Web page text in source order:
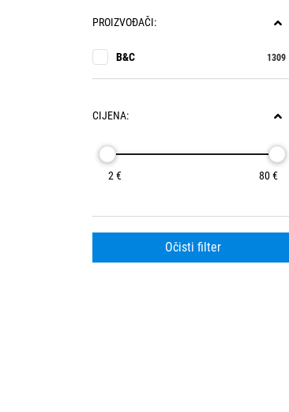
PROIZVOĐAČI:
B&C 1309
CIJENA:
2 € 80 €
Očisti filter